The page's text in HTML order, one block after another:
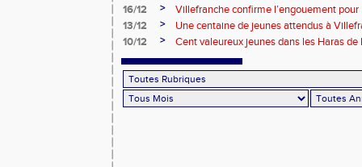
la fête soit belle !!!
16/12 >
Villefranche confirme l’engouement pour
13/12
>
Une centaine de jeunes attendus à
10/12
> Cent valeureux jeunes dans les Haras de